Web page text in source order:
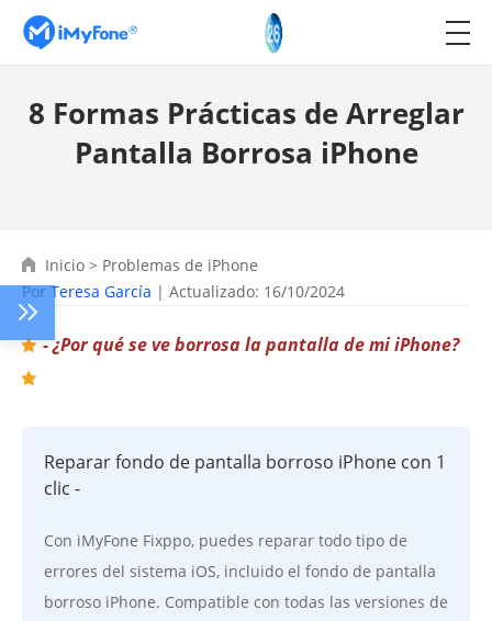
8 Formas Prácticas de Arreglar
Pantalla Borrosa iPhone
Inicio > Problemas de iPhone
PorTeresa García | Actualizado: 16/10/2024
- ¿Por qué se ve borrosa la pantalla de mi iPhone?
Reparar fondo de pantalla borroso iPhone con 1
clic -
Con iMyFone Fixppo, puedes reparar todo tipo de
errores del sistema iOS, incluido el fondo de pantalla
borroso iPhone. Compatible con todas las versiones de